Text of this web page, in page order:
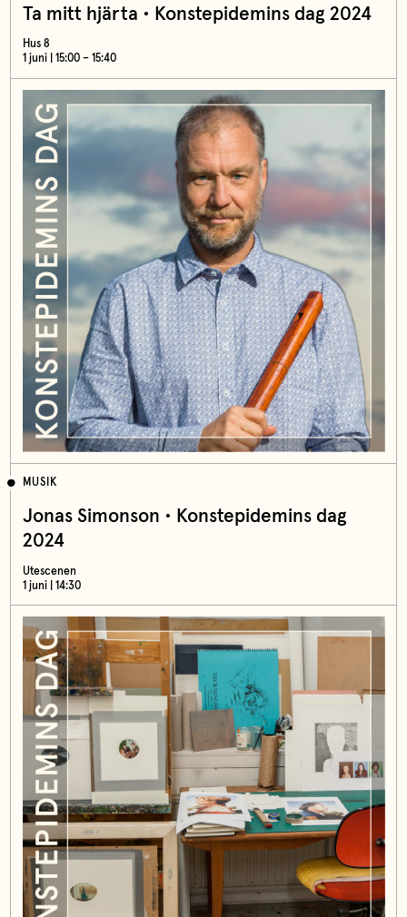
Ta mitt hjärta • Konstepidemins dag 2024
Hus 8
1 juni | 15:00 – 15:40
MUSIK
Jonas Simonson • Konstepidemins dag
2024
Utescenen
1 juni | 14:30